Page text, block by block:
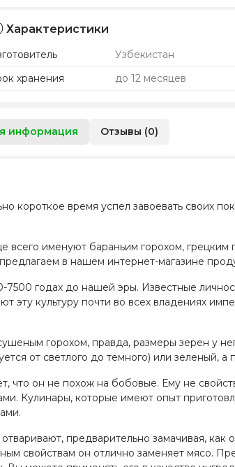
Характеристики
Узбекистан
хранения
до 12 месяцев
информация Отзывы (0)
короткое время успел завоевать своих
всего именуют бараньим горохом,
в нашем интернет-магазине
годах до нашей эры. Известные
эту культуру почти во всех владениях
горохом, правда, размеры зерен у
от светлого до темного) или зеленый, а
что он не похож на бобовые. Ему не
Кулинары, которые имеют опыт
предварительно замачивая,
свойствам он отлично заменяет мясо.